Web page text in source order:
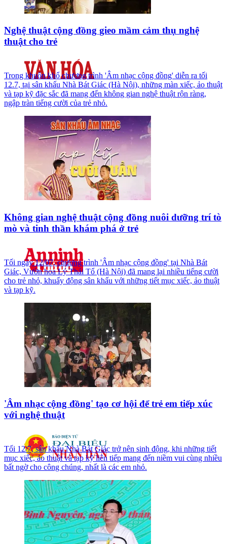
Nghệ thuật cộng đồng gieo mầm cảm thụ nghệ
thuật cho trẻ
Trong khuôn khổ chương trình 'Âm nhạc cộng đồng' diễn ra tối
12.7, tại sân khấu Nhà Bát Giác (Hà Nội), những màn xiếc, ảo thuật
và tạp kỹ đặc sắc đã mang đến không gian nghệ thuật rộn ràng,
ngập tràn tiếng cười của trẻ nhỏ.
Không gian nghệ thuật cộng đồng nuôi dưỡng trí tò
mò và tinh thần khám phá ở trẻ
Tối ngày 12/07, chương trình 'Âm nhạc cộng đồng' tại Nhà Bát
Giác, Vườn hoa Lý Thái Tổ (Hà Nội) đã mang lại nhiều tiếng cười
cho trẻ nhỏ, khuấy động sân khấu với những tiết mục xiếc, ảo thuật
và tạp kỹ.
'Âm nhạc cộng đồng' tạo cơ hội để trẻ em tiếp xúc
với nghệ thuật
Tối 12/7, sân khấu Nhà Bát Giác trở nên sinh động, khi những tiết
mục xiếc, ảo thuật và tạp kỹ liên tiếp mang đến niềm vui cùng nhiều
bất ngờ cho công chúng, nhất là các em nhỏ.